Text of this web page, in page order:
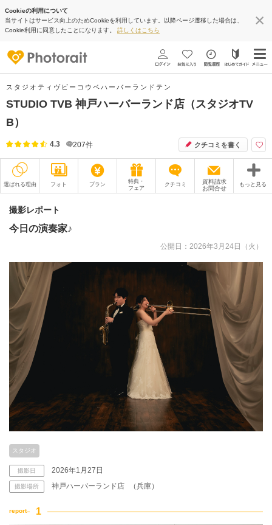
Cookieの利用について
当サイトはサービス向上のためCookieを利用しています。以降ページ遷移した場合は、
Cookie利用に同意したことになります。 詳しくはこちら
スタジオティヴビーコウベハーバーランドテン
STUDIO TVB 神戸ハーバーランド店（スタジオTV
B）
4.3 207件 クチコミを書く
選ばれる理由 フォト プラン
特典・
フェア
クチコミ
資料請求
お問合せ
もっと見る
撮影レポート
衣装
アクセス/TEL スタジオトップ
こだわりポイント
夜景での撮影 ペットと撮影
撮影レポート
今日の演奏家♪
公開日：2026年3月24日（火）
スタジオ
撮影日 2026年1月27日
撮影場所 神戸ハーバーランド店 （兵庫）